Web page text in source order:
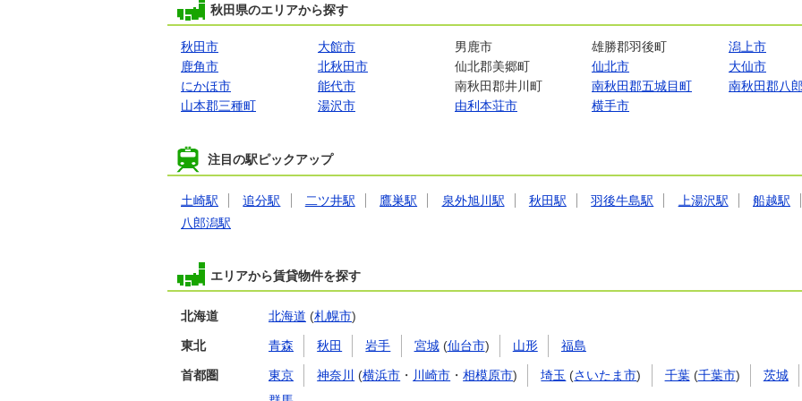
秋田県のエリアから探す
秋田市 大館市 男鹿市 雄勝郡羽後町
潟上市
鹿角市
北秋田市 仙北郡美郷町 仙北市
大仙市
にかほ市
能代市 南秋田郡井川町 南秋田郡五城目町
南秋田郡八
山本郡三種町
湯沢市 由利本荘市 横手市
注目の駅ピックアップ
土崎駅 追分駅 二ツ井駅 鷹巣駅 泉外旭川駅 秋田駅 羽後牛島駅 上湯沢駅
船越駅
八郎潟駅
エリアから賃貸物件を探す
北海道 北海道 (札幌市)
東北 青森 秋田 岩手 宮城(仙台市) 山形 福島
首都圏 東京 神奈川 (横浜市 ・ 川崎市 ・相模原市) 埼玉 (さいたま市) 千葉(千葉市) 茨城